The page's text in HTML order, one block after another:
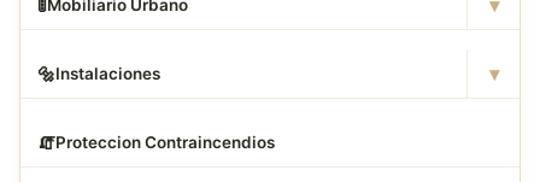
🚦Mobiliario Urbano ▾
🔩Instalaciones ▾
🧯Proteccion Contraincendios